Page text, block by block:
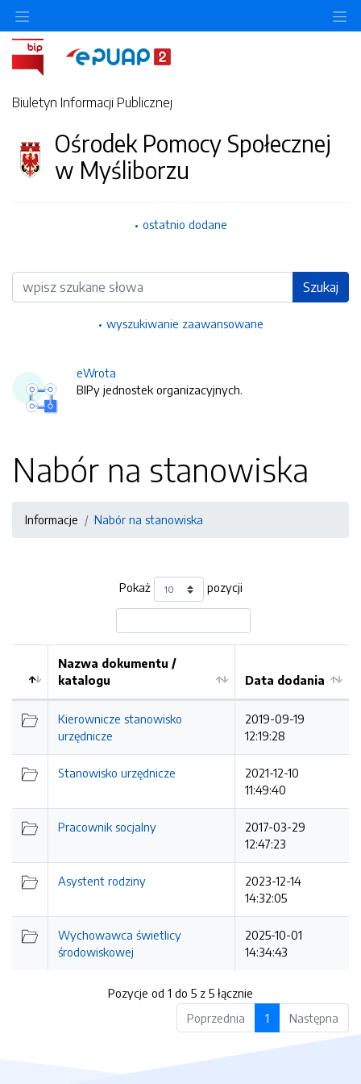
Biuletyn Informacji Publicznej
Ośrodek Pomocy Społecznej
w Myśliborzu
ostatnio dodane
Wyszukiwarka Szukaj
wyszukiwanie zaawansowane
eWrota
BIPy jednostek organizacyjnych.
Nabór na stanowiska
Informacje Nabór na stanowiska
Pokaż pozycji
Kolejność
Nazwa dokumentu /
katalogu
Data dodania
Kierownicze stanowisko
urzędnicze
2019-09-19
12:19:28
Stanowisko urzędnicze
2021-12-10
11:49:40
Pracownik socjalny
2017-03-29
12:47:23
Asystent rodziny
2023-12-14
14:32:05
Wychowawca świetlicy
środowiskowej
2025-10-01
14:34:43
Pozycje od 1 do 5 z 5 łącznie
Poprzednia
1 Następna